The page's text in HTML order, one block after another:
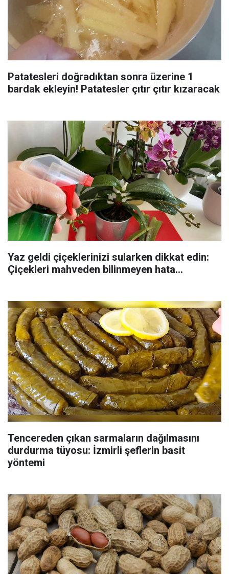
Patatesleri doğradıktan sonra üzerine 1
bardak ekleyin! Patatesler çıtır çıtır kızaracak
Yaz geldi çiçeklerinizi sularken dikkat edin:
Çiçekleri mahveden bilinmeyen hata...
Tencereden çıkan sarmaların dağılmasını
durdurma tüyosu: İzmirli şeflerin basit
yöntemi